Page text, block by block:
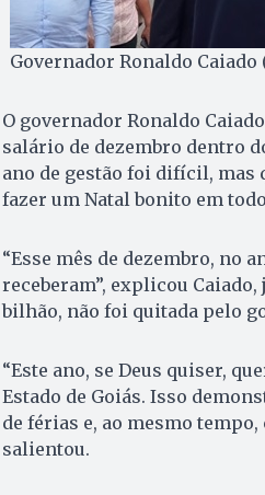
Governador Ronaldo
O governador Ronaldo
salário de dezembro dentro
ano de gestão foi difícil, mas
fazer um Natal bonito em
“Esse mês de dezembro, no
receberam”, explicou Caiado,
bilhão, não foi quitada pelo
“Este ano, se Deus quiser,
Estado de Goiás. Isso
de férias e, ao mesmo
salientou.